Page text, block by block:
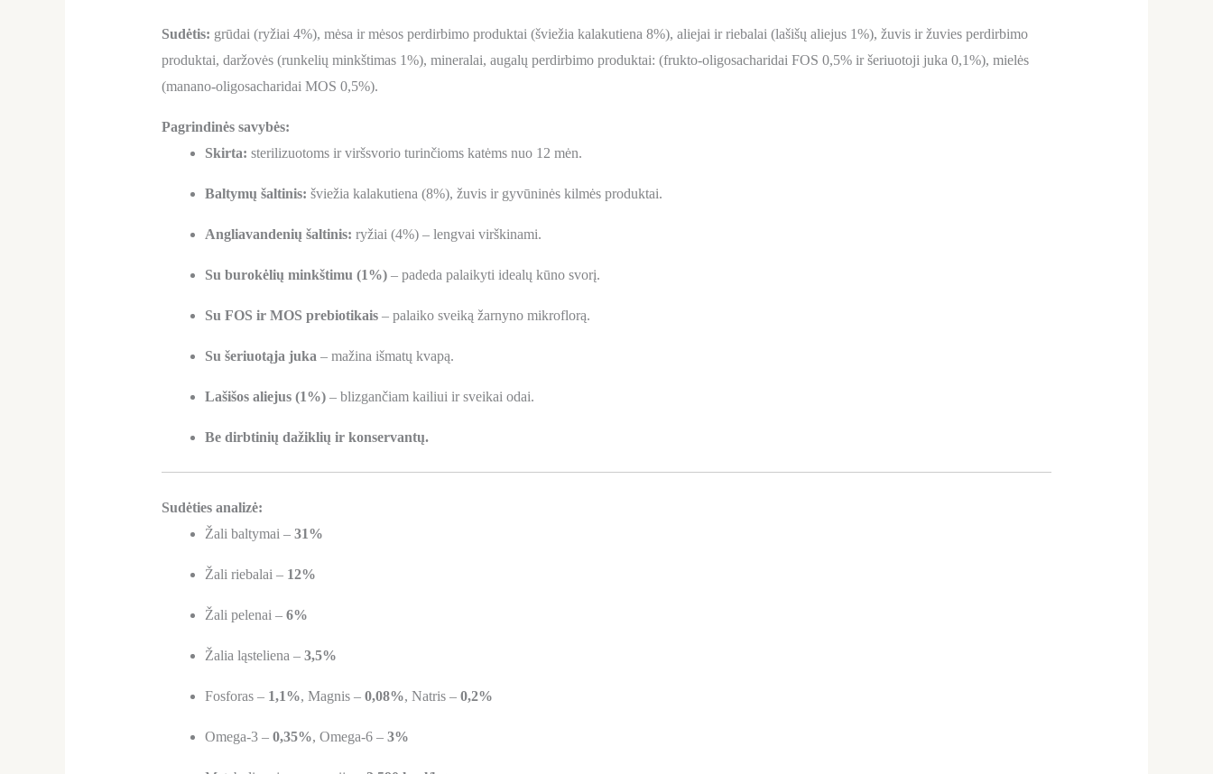
Sudėtis: grūdai (ryžiai 4%), mėsa ir mėsos perdirbimo produktai (šviežia kalakutiena 8%), aliejai ir riebalai (lašišų aliejus 1%), žuvis ir žuvies perdirbimo
produktai, daržovės (runkelių minkštimas 1%), mineralai, augalų perdirbimo produktai: (frukto-oligosacharidai FOS 0,5% ir šeriuotoji juka 0,1%), mielės
(manano-oligosacharidai MOS 0,5%).
Pagrindinės savybės:
Skirta: sterilizuotoms ir viršsvorio turinčioms katėms nuo 12 mėn.
Baltymų šaltinis: šviežia kalakutiena (8%), žuvis ir gyvūninės kilmės produktai.
Angliavandenių šaltinis: ryžiai (4%) – lengvai virškinami.
Su burokėlių minkštimu (1%)– padeda palaikyti idealų kūno svorį.
Su FOS ir MOS prebiotikais– palaiko sveiką žarnyno mikroflorą.
Su šeriuotąja juka– mažina išmatų kvapą.
Lašišos aliejus (1%)– blizgančiam kailiui ir sveikai odai.
Be dirbtinių dažiklių ir konservantų.
Sudėties analizė:
Žali baltymai – 31%
Žali riebalai – 12%
Žali pelenai – 6%
Žalia ląsteliena – 3,5%
Fosforas – 1,1%, Magnis – 0,08%, Natris – 0,2%
Omega-3 – 0,35%, Omega-6 – 3%